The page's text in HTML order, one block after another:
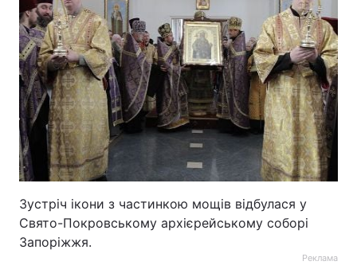
Зустріч ікони з частинкою мощів відбулася у
Свято-Покровському архієрейському соборі
Запоріжжя.
Реклама